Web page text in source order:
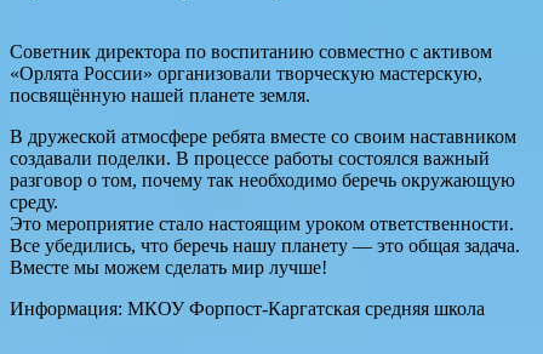
Советник директора по воспитанию совместно с активом
«Орлята России» организовали творческую мастерскую,
посвящённую нашей планете земля.
В дружеской атмосфере ребята вместе со своим наставником
создавали поделки. В процессе работы состоялся важный
разговор о том, почему так необходимо беречь окружающую
среду.
Это мероприятие стало настоящим уроком ответственности.
Все убедились, что беречь нашу планету — это общая задача.
Вместе мы можем сделать мир лучше!
Информация: МКОУ Форпост-Каргатская средняя школа